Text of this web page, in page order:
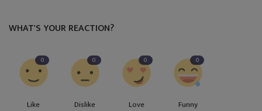
WHAT'S YOUR REACTION?
0
Like
0
Dislike
0
Love
0
Funny